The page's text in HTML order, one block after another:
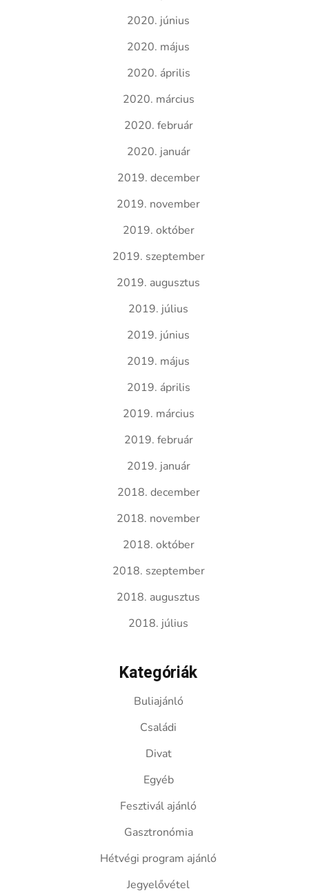
2020. június
2020. május
2020. április
2020. március
2020. február
2020. január
2019. december
2019. november
2019. október
2019. szeptember
2019. augusztus
2019. július
2019. június
2019. május
2019. április
2019. március
2019. február
2019. január
2018. december
2018. november
2018. október
2018. szeptember
2018. augusztus
2018. július
Kategóriák
Buliajánló
Családi
Divat
Egyéb
Fesztivál ajánló
Gasztronómia
Hétvégi program ajánló
Jegyelővétel